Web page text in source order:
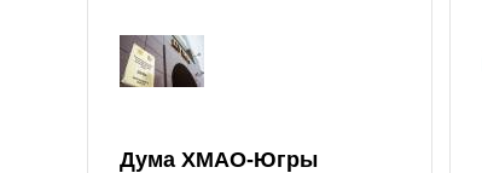
Дума ХМАО-Югры